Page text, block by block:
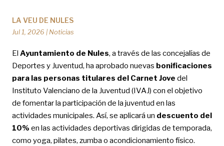
LA VEU DE NULES
Jul 1, 2026 | Noticias
El Ayuntamiento de Nules, a través de las concejalías de
Deportes y Juventud, ha aprobado nuevas bonificaciones
para las personas titulares del Carnet Jove del
Instituto Valenciano de la Juventud (IVAJ) con el objetivo
de fomentar la participación de la juventud en las
actividades municipales. Así, se aplicará un descuento del
10% en las actividades deportivas dirigidas de temporada,
como yoga, pilates, zumba o acondicionamiento físico.